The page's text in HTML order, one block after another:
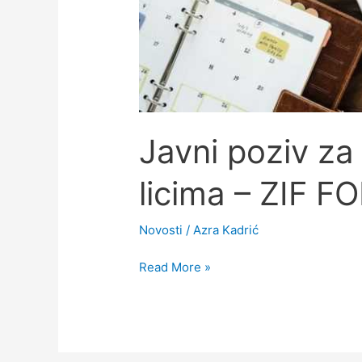
Javni poziv
licima – ZIF
Novosti / Azra Kadrić
Read More »